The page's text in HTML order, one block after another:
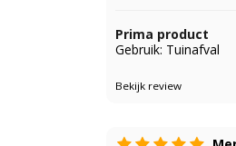
Prima product
Gebruik: Tuinafval
Bekijk review